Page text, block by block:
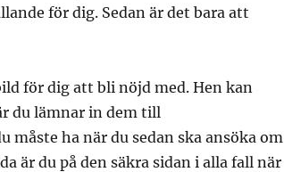
för dig. Sedan är det bara att
för dig att bli nöjd med. Hen kan
du lämnar in dem till
måste ha när du sedan ska ansöka om
är du på den säkra sidan i alla fall när